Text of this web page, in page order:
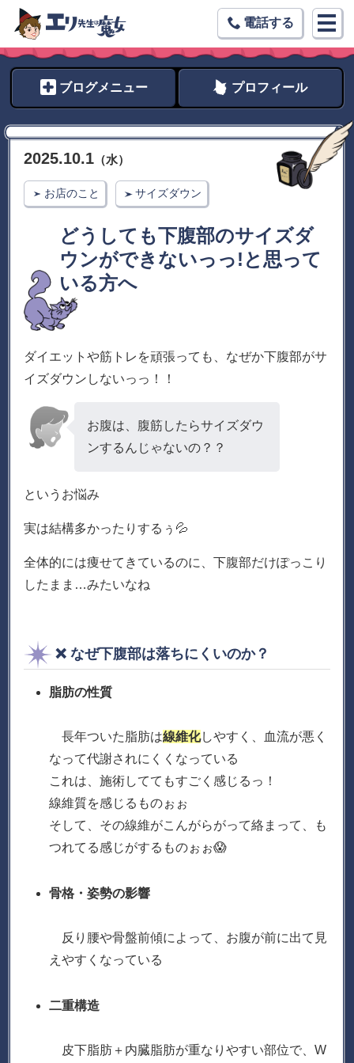
電話する
プロフィール
ブログメニュー
2025.10.1 （水）
お店のこと サイズダウン
どうしても下腹部のサイズダ
ウンができないっっ!と思って
いる方へ
ダイエットや筋トレを頑張っても、なぜか下腹部がサ
イズダウンしないっっ！！
お腹は、腹筋したらサイズダウ
ンするんじゃないの？？
というお悩み
実は結構多かったりするぅ💦
全体的には痩せてきているのに、下腹部だけぽっこり
したまま…みたいなね
❌ なぜ下腹部は落ちにくいのか？
脂肪の性質
長年ついた脂肪は線維化しやすく、血流が悪く
なって代謝されにくくなっている
これは、施術しててもすごく感じるっ！
線維質を感じるものぉぉ
そして、その線維がこんがらがって絡まって、も
つれてる感じがするものぉぉ😱
骨格・姿勢の影響
反り腰や骨盤前傾によって、お腹が前に出て見
えやすくなっている
二重構造
皮下脂肪＋内臓脂肪が重なりやすい部位で、W